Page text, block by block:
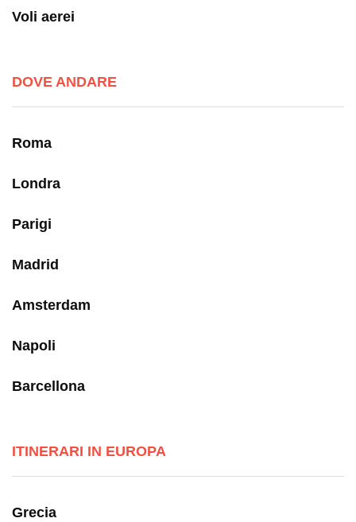
Voli aerei
DOVE ANDARE
Roma
Londra
Parigi
Madrid
Amsterdam
Napoli
Barcellona
ITINERARI IN EUROPA
Grecia